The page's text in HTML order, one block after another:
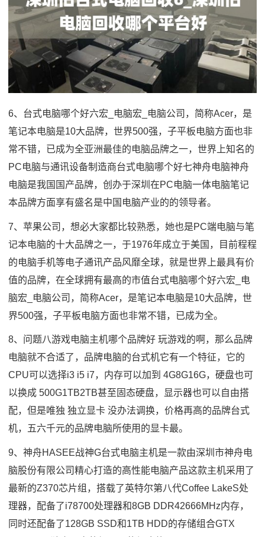
6、台式电脑哪个好六宏_电脑宏_电脑公司，简称Acer，是
笔记本电脑是10大品牌，世界500强，子平板电脑方面也非
常不错，已成为全亚洲最佳的电脑品牌之一，世界上知名的
PC电脑与通讯设备制造商台式电脑哪个好七神舟电脑神舟
电脑是我国国产品牌，创办于深圳在PC电脑一体电脑笔记
本品牌方面享有盛名是中国电脑产业的的领导者。
7、苹果公司，想必大家都比较熟悉，她也是PC端电脑与笔
记本电脑的十大品牌之一，于1976年成立于美国，目前程程
的电脑手机等电子通讯产品风靡全球，就是世界上最具有价
值的品牌，在全球拥有最高的市值台式电脑哪个好六宏_电
脑宏_电脑公司，简称Acer，是笔记本电脑是10大品牌，世
界500强，子平板电脑方面也非常不错，已成为全。
8、问题八游戏电脑主机哪个品牌好 玩游戏的啊，那么品牌
电脑就不合适了，品牌电脑的台式机它有一个特征，它的
CPU可以选择i3 i5 i7，内存可以加到 4G8G16G，硬盘也可
以换成 500G1TB2TB甚至固态硬盘，显示器也可以自由搭
配，但是唯独 独立显卡 没办法调换，价格再高的品牌台式
机，五六千元的品牌电脑所使用的显卡最。
9、神舟HASEE战神G台式电脑主机是一款由深圳市神舟电
脑股份有限公司精心打造的高性能电脑产品这款主机采用了
最新的Z370芯片组，搭载了英特尔第八代Coffee LakeS处
理器，配备了i78700处理器和8GB DDR42666MHz内存，
同时还配备了128GB SSD和1TB HDD的存储组合GTX